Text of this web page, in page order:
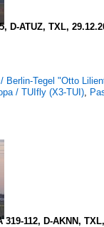
D-ATUZ, TXL,
Berlin-Tegel "Otto
/ TUIfly (X3-TUI),
112, D-AKNN,